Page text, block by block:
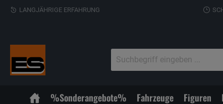
LANGJÄHRIGE ERFAHRUNG
%Sonderangebote% Fahrzeuge Figuren